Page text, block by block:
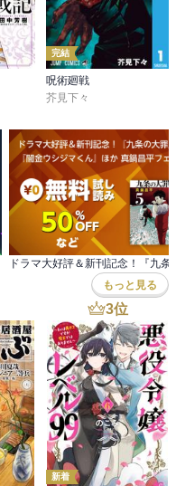
完結
呪術廻戦
芥見下々
もっと見る
3位
新着